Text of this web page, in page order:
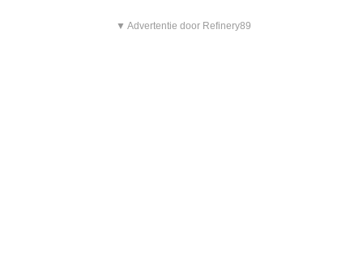
▼ Advertentie door Refinery89